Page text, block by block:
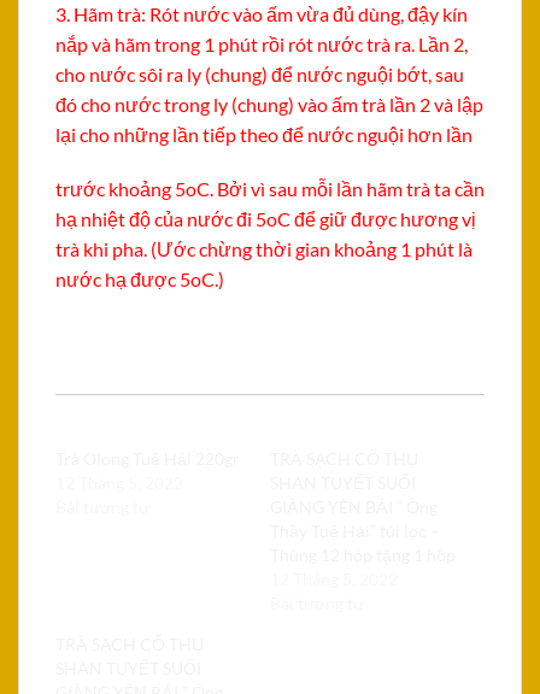
3. Hãm trà: Rót nước vào ấm vừa đủ dùng, đậy kín
nắp và hãm trong 1 phút rồi rót nước trà ra. Lần 2,
cho nước sôi ra ly (chung) để nước nguội bớt, sau
đó cho nước trong ly (chung) vào ấm trà lần 2 và lập
lại cho những lần tiếp theo để nước nguội hơn lần
trước khoảng 5oC. Bởi vì sau mỗi lần hãm trà ta cần
hạ nhiệt độ của nước đi 5oC để giữ được hương vị
trà khi pha. (Ước chừng thời gian khoảng 1 phút là
nước hạ được 5oC.)